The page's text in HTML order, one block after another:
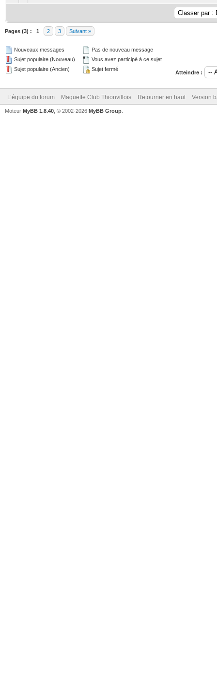
Pages (3) : 1 2 3 Suivant »
Nouveaux messages
Sujet populaire (Nouveau)
Sujet populaire (Ancien)
Pas de nouveau message
Vous avez participé à ce sujet
Sujet fermé
Atteindre :
L’équipe du forum Maquette Club Thionvillois Retourner en haut Version
Moteur MyBB 1.8.40 , © 2002-2026 MyBB Group